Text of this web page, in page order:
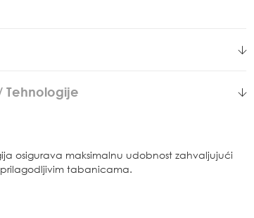
Tehnologije
osigurava maksimalnu udobnost zahvaljujući
tabanicama.